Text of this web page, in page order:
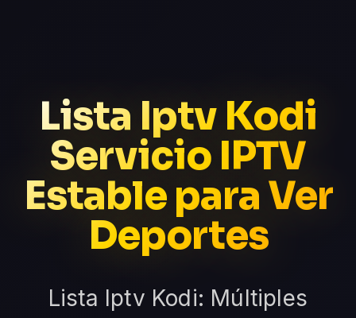
Lista Iptv Kodi
Servicio IPTV
Estable para Ver
Deportes
Lista Iptv Kodi: Múltiples